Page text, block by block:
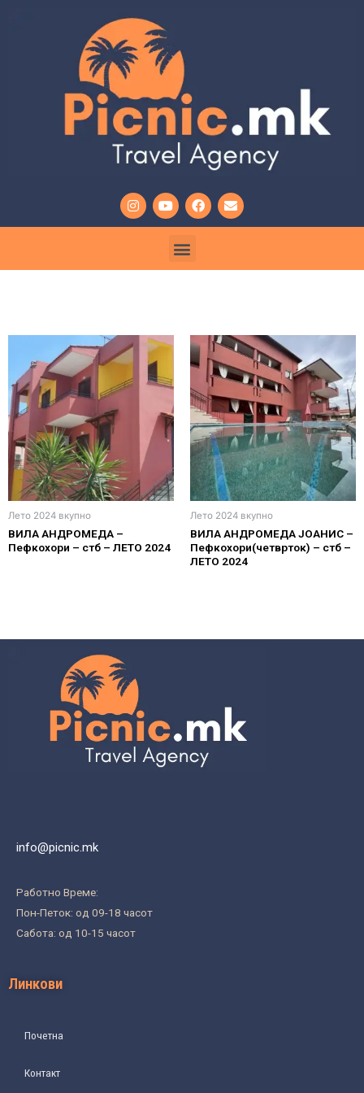
Лето 2024 вкупно
ВИЛА АНДРОМЕДА –
Пефкохори – стб – ЛЕТО 2024
Лето 2024 вкупно
ВИЛА АНДРОМЕДА ЈОАНИС –
Пефкохори(четврток) – стб –
ЛЕТО 2024
info@picnic.mk
Работно Време:
Пон-Петок: од 09-18 часот
Сабота: од 10-15 часот
Линкови
Почетна
Контакт